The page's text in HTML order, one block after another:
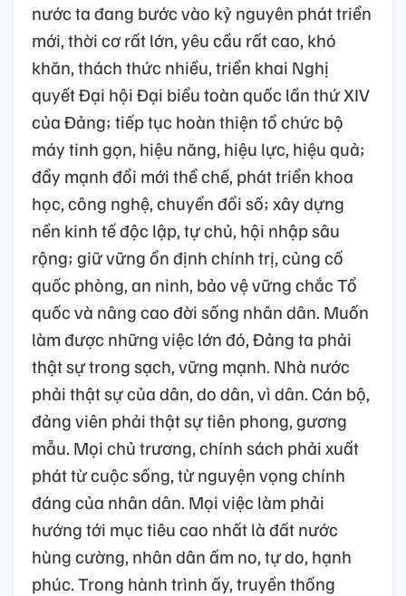
nước ta đang bước vào kỷ nguyên phát triển
mới, thời cơ rất lớn, yêu cầu rất cao, khó
khăn, thách thức nhiều, triển khai Nghị
quyết Đại hội Đại biểu toàn quốc lần thứ XIV
của Đảng; tiếp tục hoàn thiện tổ chức bộ
máy tinh gọn, hiệu năng, hiệu lực, hiệu quả;
đẩy mạnh đổi mới thể chế, phát triển khoa
học, công nghệ, chuyển đổi số; xây dựng
nền kinh tế độc lập, tự chủ, hội nhập sâu
rộng; giữ vững ổn định chính trị, củng cố
quốc phòng, an ninh, bảo vệ vững chắc Tổ
quốc và nâng cao đời sống nhân dân. Muốn
làm được những việc lớn đó, Đảng ta phải
thật sự trong sạch, vững mạnh. Nhà nước
phải thật sự của dân, do dân, vì dân. Cán bộ,
đảng viên phải thật sự tiên phong, gương
mẫu. Mọi chủ trương, chính sách phải xuất
phát từ cuộc sống, từ nguyện vọng chính
đáng của nhân dân. Mọi việc làm phải
hướng tới mục tiêu cao nhất là đất nước
hùng cường, nhân dân ấm no, tự do, hạnh
phúc. Trong hành trình ấy, truyền thống